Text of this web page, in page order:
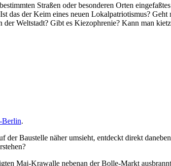
Straßen oder besonderen Orten
das der Keim eines neuen Lokalpatriotismus?
Weltstadt? Gibt es Kiezophrenie? Kann man
Berlin.
Baustelle näher umsieht, entdeckt direkt
Mai-Krawalle nebenan der Bolle-Markt